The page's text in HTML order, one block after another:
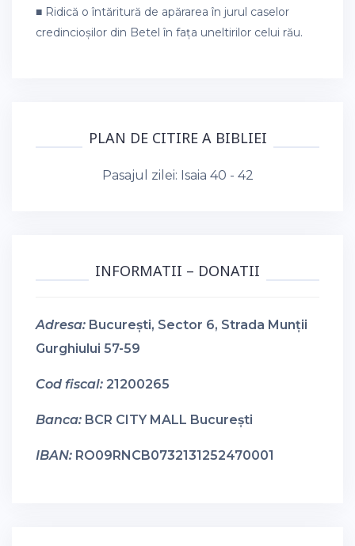
■ Ridică o întăritură de apărarea în jurul caselor
credincioșilor din Betel în fața uneltirilor celui rău.
PLAN DE CITIRE A BIBLIEI
Pasajul zilei: Isaia 40 - 42
INFORMATII – DONATII
Adresa: București, Sector 6, Strada Munții
Gurghiului 57-59
Cod fiscal: 21200265
Banca: BCR CITY MALL București
IBAN: RO09RNCB0732131252470001